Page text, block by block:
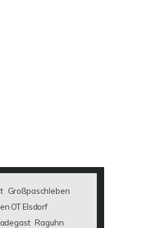
Großpaschleben
OT Elsdorf
Raguhn